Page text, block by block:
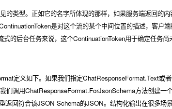
的类型。正如它的名字所体现的那样，如果服务端返回的
是对这个流的某个中间位置的描述，客户
的后台任务来说，这个ContinuationToken用于确定任务尚
定义如下。如果我们指定ChatResponseFormat.Text或者
们调用ChatResponseFormat.ForJsonSchema方法创建一
返回符合该JSON Schema的JSON。结构化输出在很多场